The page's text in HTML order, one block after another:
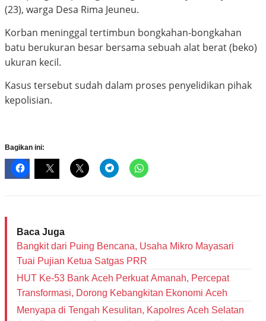
(23), warga Desa Rima Jeuneu.
Korban meninggal tertimbun bongkahan-bongkahan
batu berukuran besar bersama sebuah alat berat (beko)
ukuran kecil.
Kasus tersebut sudah dalam proses penyelidikan pihak
kepolisian.
Bagikan ini:
Baca Juga
Bangkit dari Puing Bencana, Usaha Mikro Mayasari
Tuai Pujian Ketua Satgas PRR
HUT Ke-53 Bank Aceh Perkuat Amanah, Percepat
Transformasi, Dorong Kebangkitan Ekonomi Aceh
Menyapa di Tengah Kesulitan, Kapolres Aceh Selatan